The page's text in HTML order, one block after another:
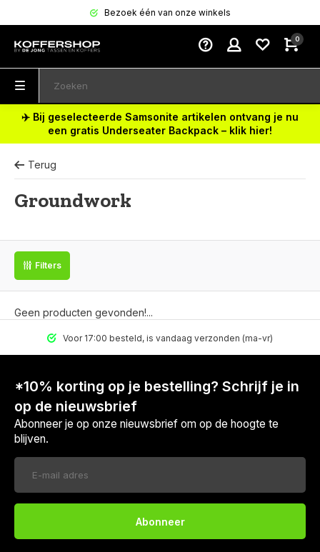
Bezoek één van onze winkels
0
✈️ Bij geselecteerde Samsonite artikelen ontvang je nu
een gratis Underseater Backpack – klik hier!
Terug
Groundwork
Filters
Geen producten gevonden!...
Voor 17:00 besteld, is vandaag verzonden (ma-vr)
*10% korting op je bestelling? Schrijf je in
op de nieuwsbrief
Abonneer je op onze nieuwsbrief om op de hoogte te
blijven.
Abonneer